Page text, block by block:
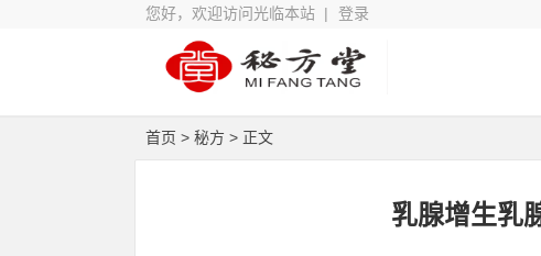
您好，欢迎访问光临本站 | 登录
首页 > 秘方 > 正文
乳腺增生乳